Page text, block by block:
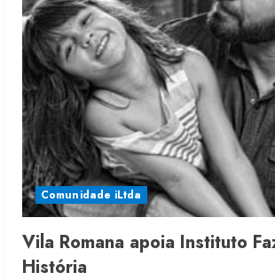
Comunidade iLtda
Vila Romana apoia Instituto
História